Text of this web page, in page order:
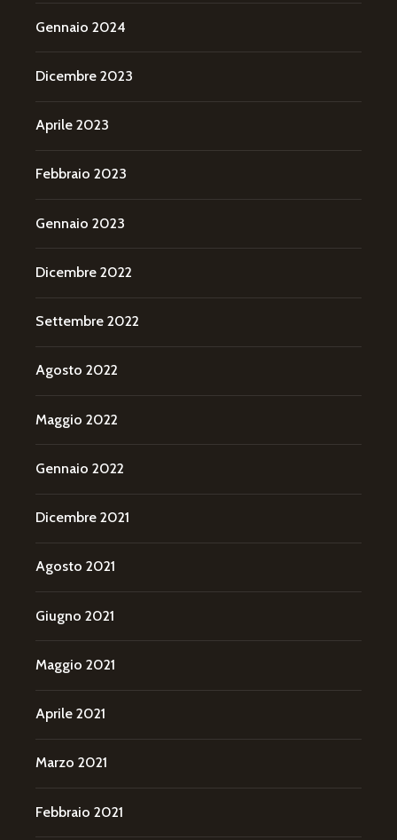
Gennaio 2024
Dicembre 2023
Aprile 2023
Febbraio 2023
Gennaio 2023
Dicembre 2022
Settembre 2022
Agosto 2022
Maggio 2022
Gennaio 2022
Dicembre 2021
Agosto 2021
Giugno 2021
Maggio 2021
Aprile 2021
Marzo 2021
Febbraio 2021